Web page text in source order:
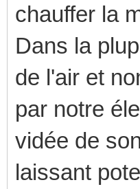
chauffer la
Dans la
de l'air et
par notre
vidée de
laissant